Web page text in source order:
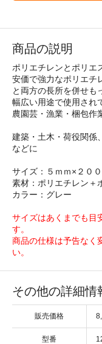
商品の説明
ポリエチレンとポリエ
安価で強力なポリエチ
と両方の長所を併せも
幅広い用途で使用され
農園芸・漁業・梱包作
建築・土木・荷役関係
などに
サイズ：５ｍｍ×２０
素材：ポリエチレン＋
カラー：グレー
サイズはあくまでも目
す。
商品の仕様は予告なく
い。
その他の詳細情
販売価格
型番